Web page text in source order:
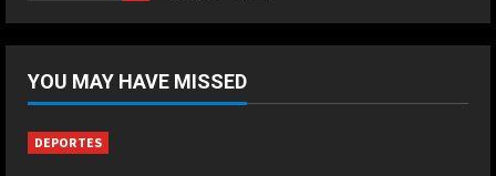
5
doblegan al Arsenal y se llevan la
Emirates Cup
YOU MAY HAVE MISSED
DEPORTES